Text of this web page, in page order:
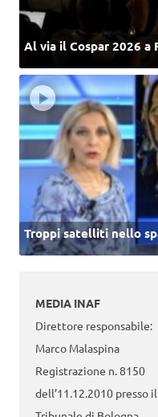
Al via il Cospar 2026 a
Troppi satelliti nello
MEDIA INAF
Direttore responsabile:
Marco Malaspina
Registrazione n. 8150
dell’11.12.2010 presso il